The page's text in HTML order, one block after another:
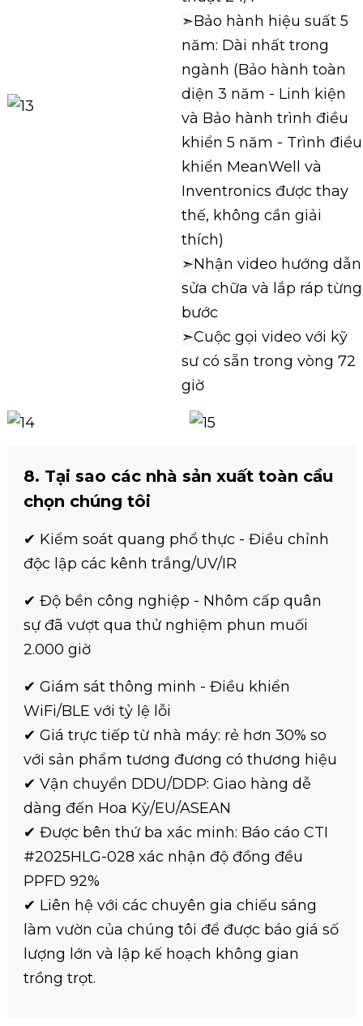
➣Bảo hành hiệu suất 5
năm: Dài nhất trong
ngành (Bảo hành toàn
diện 3 năm - Linh kiện
và Bảo hành trình điều
khiển 5 năm - Trình điều
khiển MeanWell và
Inventronics được thay
thế, không cần giải
thích)
➣Nhận video hướng dẫn
sửa chữa và lắp ráp từng
bước
➣Cuộc gọi video với kỹ
sư có sẵn trong vòng 72
giờ
8. Tại sao các nhà sản xuất toàn cầu
chọn chúng tôi
✔ Kiểm soát quang phổ thực - Điều chỉnh
độc lập các kênh trắng/UV/IR
✔ Độ bền công nghiệp - Nhôm cấp quân
sự đã vượt qua thử nghiệm phun muối
2.000 giờ
✔ Giám sát thông minh - Điều khiển
WiFi/BLE với tỷ lệ lỗi
✔ Giá trực tiếp từ nhà máy: rẻ hơn 30% so
với sản phẩm tương đương có thương hiệu
✔ Vận chuyển DDU/DDP: Giao hàng dễ
dàng đến Hoa Kỳ/EU/ASEAN
✔ Được bên thứ ba xác minh: Báo cáo CTI
#2025HLG-028 xác nhận độ đồng đều
PPFD 92%
✔ Liên hệ với các chuyên gia chiếu sáng
làm vườn của chúng tôi để được báo giá số
lượng lớn và lập kế hoạch không gian
trồng trọt.